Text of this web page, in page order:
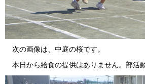
次の画像は、中庭の桜です。
本日から給食の提供はありません。部活